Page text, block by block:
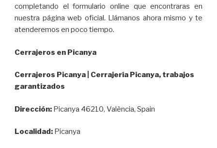
completando el formulario online que encontraras en
nuestra página web oficial. Llámanos ahora mismo y te
atenderemos en poco tiempo.
Cerrajeros en Picanya
Cerrajeros Picanya | Cerrajería Picanya, trabajos
garantizados
Dirección: Picanya 46210, València, Spain
Localidad: Picanya